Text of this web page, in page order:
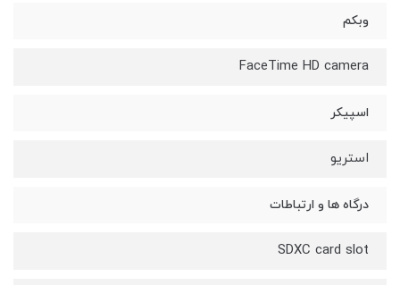
وبکم
FaceTime HD camera
اسپیکر
استریو
درگاه ها و ارتباطات
SDXC card slot